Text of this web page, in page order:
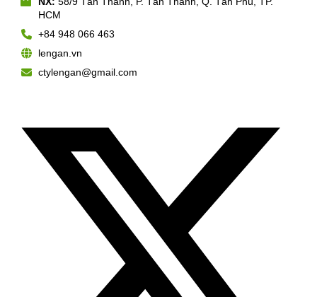
HCM
+84 948 066 463
lengan.vn
ctylengan@gmail.com